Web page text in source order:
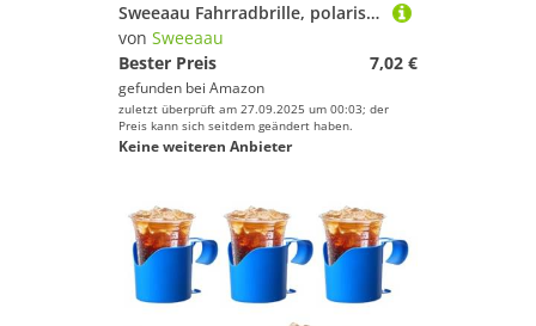
Sweeaau Fahrradbrille, polarisiert, Sport-Sonnenbrille, Outdoor, winddicht, Sportbrille, für Herren und Damen, winddichte Sportbrille
von Sweeaau
Bester Preis
7,02 €
gefunden bei Amazon
zuletzt überprüft am 27.09.2025 um 00:03; der
Preis kann sich seitdem geändert haben.
Keine weiteren Anbieter